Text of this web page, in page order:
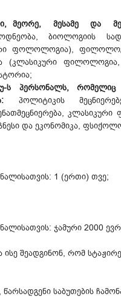
მეორე, მესამე და
ბიოლოგიის
ფოლოლოგია),
ფილოლოგია,
ს პერსონალს,
პოლიტიკის
კლასიკური
და ეკონომიკა,
1 (ერთი) თვე;
ჯამური 2000
შეადგინონ, რომ
საბუთების